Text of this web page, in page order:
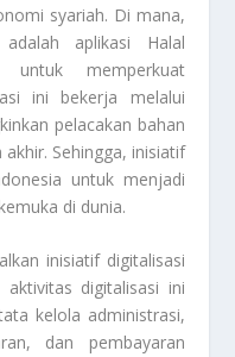
syariah. Di mana,
aplikasi Halal
untuk memperkuat
ini bekerja melalui
pelacakan bahan
Sehingga, inisiatif
untuk menjadi
di dunia.
inisiatif digitalisasi
digitalisasi ini
kelola administrasi,
dan pembayaran